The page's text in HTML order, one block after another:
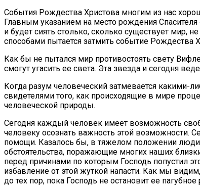
События Рождества Христова многим из нас
Главным указанием на место рождения
и будет сиять столько, сколько существует мир,
способами пытается затмить событие
Как бы не пытался мир противостоять свету
смогут угасить ее света. Эта звезда и сегодня
Когда разум человеческий затмевается какими-
свидетелями того, как происходящие в мире
человеческой природы.
Сегодня каждый человек имеет возможность
человеку осознать важность этой возможности.
помощи. Казалось бы, в тяжелом положении люди
обстоятельства, поражающие многих наших
перед причинами по которым Господь попустил
избавление от этой жуткой напасти. Как мы
до тех пор, пока Господь не остановит ее